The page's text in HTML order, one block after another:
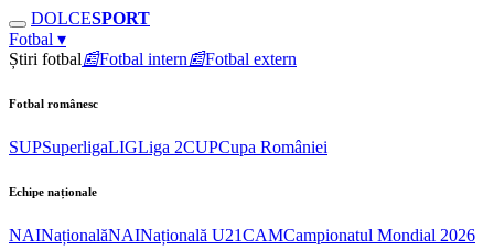
DOLCESPORT
Fotbal ▾
Știri fotbal📰Fotbal intern📰Fotbal extern
Fotbal românesc
SUPSuperligaLIGLiga 2CUPCupa României
Echipe naționale
NAINaționalăNAINațională U21CAMCampionatul Mondial 2026